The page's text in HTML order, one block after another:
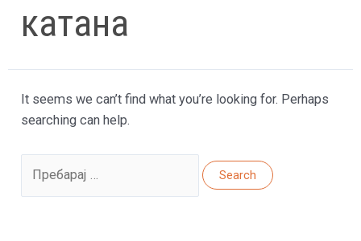
катана
It seems we can’t find what you’re looking for. Perhaps
searching can help.